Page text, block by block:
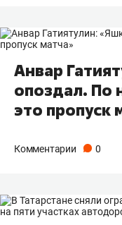
Анвар
опоздал. По
это пропуск
Комментарии 0